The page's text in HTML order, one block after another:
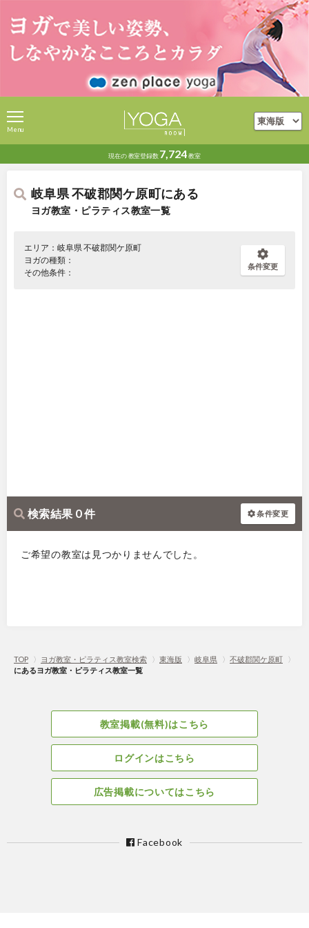
現在の教室登録数 7,724教室
Menu
岐阜県 不破郡関ケ原町にある
ヨガ教室・ピラティス教室一覧
エリア：岐阜県 不破郡関ケ原町
ヨガの種類：
その他条件：
条件変更
検索結果 0 件 条件変更
ご希望の教室は見つかりませんでした。
TOP 〉 ヨガ教室・ピラティス教室検索 〉 東海版 〉 岐阜県 〉 不破郡関ケ原町
〉
にあるヨガ教室・ピラティス教室一覧
教室掲載(無料)はこちら
ログインはこちら
広告掲載についてはこちら
Facebook